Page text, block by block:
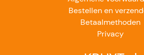
Bestellen en
Betaalmethoden
Privacy